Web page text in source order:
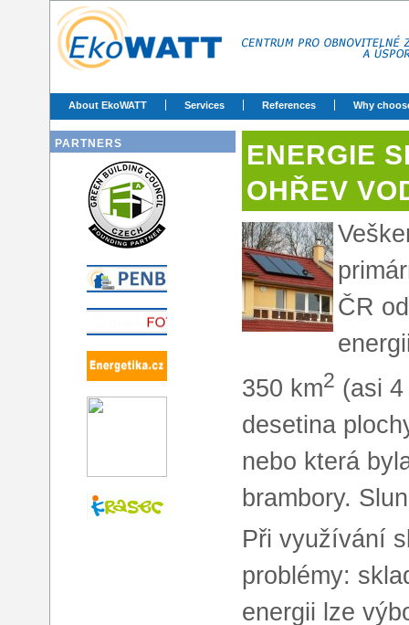
About EkoWATT Services References Why
PARTNERS
ENERGIE
OHŘEV
ČR
350 km2 (asi
desetina
nebo která
brambory.
Při využívání
problémy:
energii lze